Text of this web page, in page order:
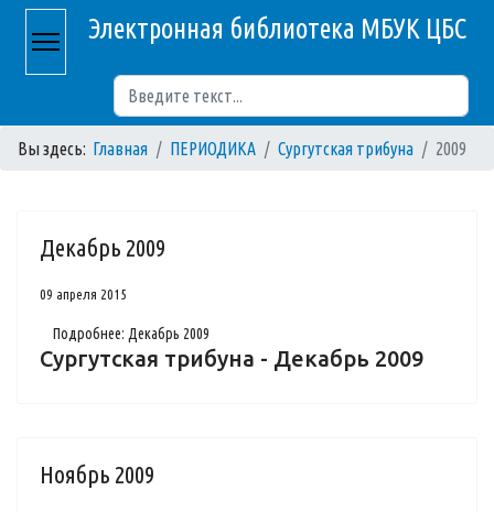
Электронная библиотека МБУК ЦБС
Вы здесь: Главная ПЕРИОДИКА Сургутская трибуна 2009
Декабрь 2009
09 апреля 2015
Подробнее: Декабрь 2009
Сургутская трибуна - Декабрь 2009
Ноябрь 2009